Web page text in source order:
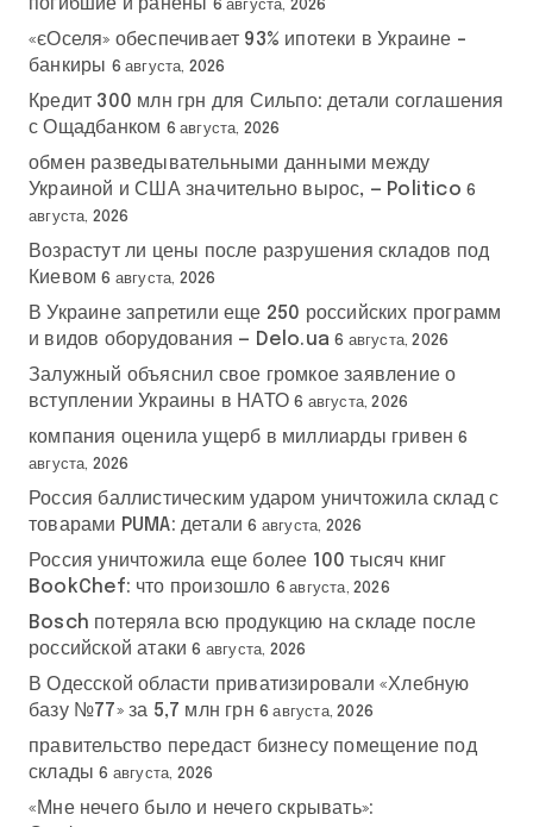
6 августа, 2026
«єОселя» обеспечивает 93% ипотеки в Украине –
банкиры 6 августа, 2026
Кредит 300 млн грн для Сильпо: детали соглашения
с Ощадбанком 6 августа, 2026
обмен разведывательными данными между
Украиной и США значительно вырос, — Politico 6
августа, 2026
Возрастут ли цены после разрушения складов под
Киевом 6 августа, 2026
В Украине запретили еще 250 российских программ
и видов оборудования — Delo.ua 6 августа, 2026
Залужный объяснил свое громкое заявление о
вступлении Украины в НАТО 6 августа, 2026
компания оценила ущерб в миллиарды гривен 6
августа, 2026
Россия баллистическим ударом уничтожила склад с
товарами PUMA: детали 6 августа, 2026
Россия уничтожила еще более 100 тысяч книг
BookChef: что произошло 6 августа, 2026
Bosch потеряла всю продукцию на складе после
российской атаки 6 августа, 2026
В Одесской области приватизировали «Хлебную
базу №77» за 5,7 млн грн 6 августа, 2026
правительство передаст бизнесу помещение под
склады 6 августа, 2026
«Мне нечего было и нечего скрывать»: